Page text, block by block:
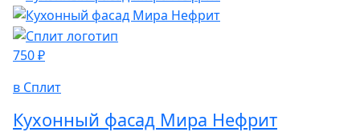
750 ₽
в Сплит
Кухонный фасад Мира Нефрит